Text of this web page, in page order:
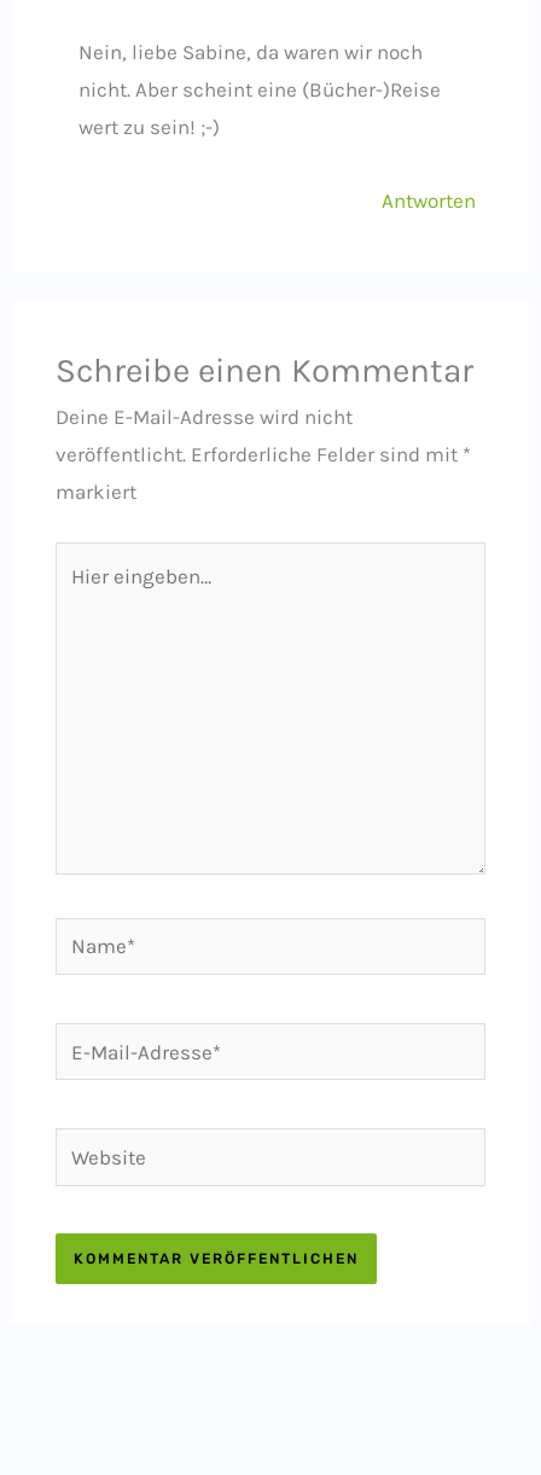
Nein, liebe Sabine, da waren wir noch
nicht. Aber scheint eine (Bücher-)Reise
wert zu sein! ;-)
Antworten
Schreibe einen Kommentar
Deine E-Mail-Adresse wird nicht
veröffentlicht. Erforderliche Felder sind mit *
markiert
eingeben…
Name*
Mail-
Website